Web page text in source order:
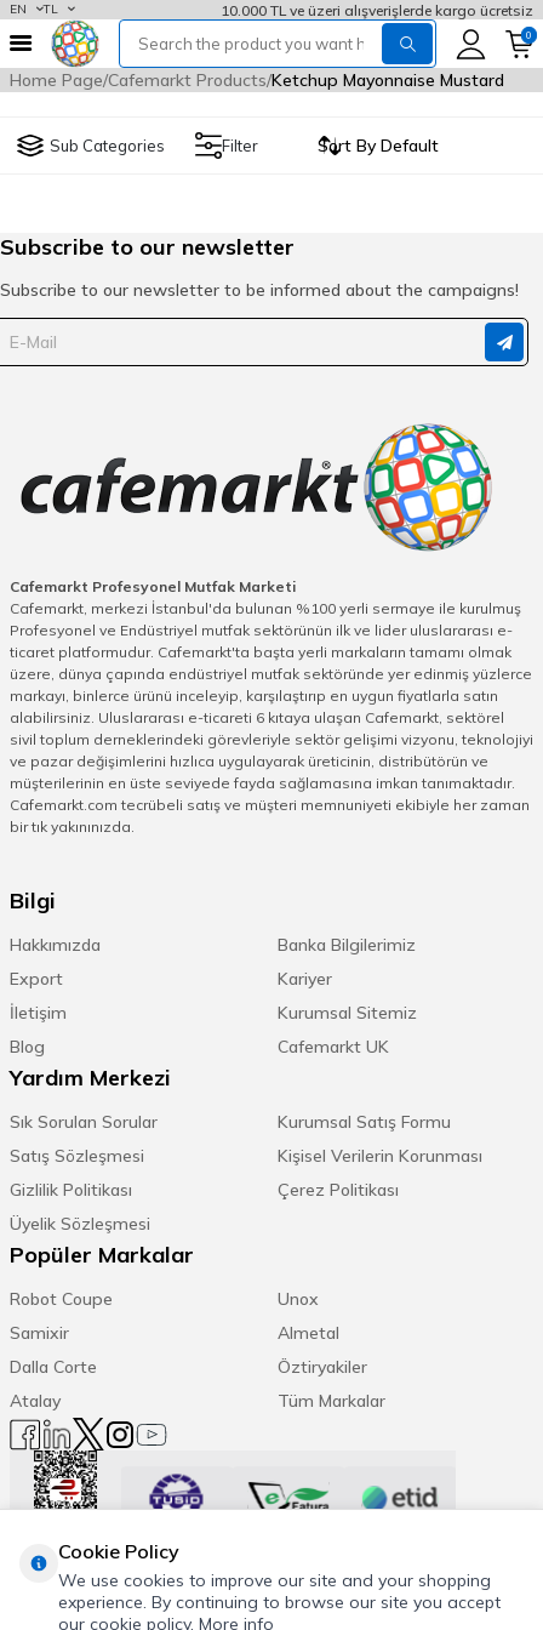
EN TL 10.000 TL ve üzeri alışverişlerde kargo ücretsiz
0
Home Page Cafemarkt Products Ketchup Mayonnaise Mustard
Sub Categories Filter
Subscribe to our newsletter
Subscribe to our newsletter to be informed about the campaigns!
Cafemarkt Profesyonel Mutfak Marketi
Cafemarkt, merkezi İstanbul'da bulunan %100 yerli sermaye ile kurulmuş
Profesyonel ve Endüstriyel mutfak sektörünün ilk ve lider uluslararası e-
ticaret platformudur. Cafemarkt'ta başta yerli markaların tamamı olmak
üzere, dünya çapında endüstriyel mutfak sektöründe yer edinmiş yüzlerce
markayı, binlerce ürünü inceleyip, karşılaştırıp en uygun fiyatlarla satın
alabilirsiniz. Uluslararası e-ticareti 6 kıtaya ulaşan Cafemarkt, sektörel
sivil toplum derneklerindeki görevleriyle sektör gelişimi vizyonu, teknolojiyi
ve pazar değişimlerini hızlıca uygulayarak üreticinin, distribütörün ve
müşterilerinin en üste seviyede fayda sağlamasına imkan tanımaktadır.
Cafemarkt.com tecrübeli satış ve müşteri memnuniyeti ekibiyle her zaman
bir tık yakınınızda.
Bilgi
Hakkımızda
Banka Bilgilerimiz
Export
Kariyer
İletişim
Kurumsal Sitemiz
Blog
Cafemarkt UK
Yardım Merkezi
Sık Sorulan Sorular
Kurumsal Satış Formu
Satış Sözleşmesi
Kişisel Verilerin Korunması
Gizlilik Politikası
Çerez Politikası
Üyelik Sözleşmesi
Popüler Markalar
Robot Coupe
Unox
Samixir
Almetal
Dalla Corte
Öztiryakiler
Atalay
Tüm Markalar
Trend Etiketler:
Espresso Makinesi Kahve Öğütücü Daha Fazla
Cookie Policy
We use cookies to improve our site and your shopping
experience. By continuing to browse our site you accept
our cookie policy. More info